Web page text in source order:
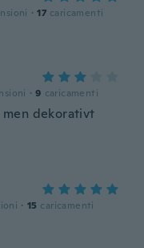
· 17 caricamenti
· 9 caricamenti
dekorativt
· 15 caricamenti